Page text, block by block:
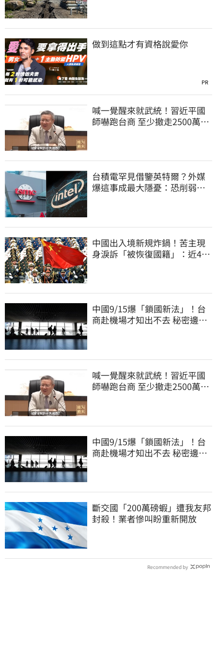
做到這點才有資格說愛你
PR
喊一覺醒來就武統！習近平國
師嚇跑台商 至少撤走2500萬份
台積電罕見借鑒英特爾？外媒
爆這事成最大隱憂：恐削弱領
中國出入境新規炸鍋！苦主現
身淚訴「被恢復國籍」：近4億
中國9/15爆「鎖國新法」！台
商赴機場才知出不去 秘密邊控
喊一覺醒來就武統！習近平國
師嚇跑台商 至少撤走2500萬份
中國9/15爆「鎖國新法」！台
商赴機場才知出不去 秘密邊控
斷交國「200萬磅蝦」遭我友邦
封殺！業者慘叫盼重新開放
Recommended by